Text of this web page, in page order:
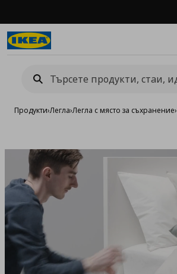
Продукти›Легла›Легла с място за съхранение›